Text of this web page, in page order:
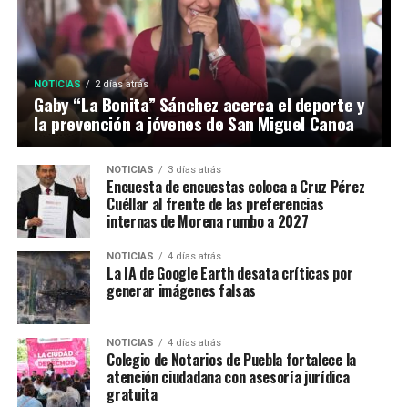
NOTICIAS 2 días atrás
Gaby “La Bonita” Sánchez acerca el deporte y
la prevención a jóvenes de San Miguel Canoa
NOTICIAS 3 días atrás
Encuesta de encuestas coloca a Cruz Pérez
Cuéllar al frente de las preferencias
internas de Morena rumbo a 2027
NOTICIAS 4 días atrás
La IA de Google Earth desata críticas por
generar imágenes falsas
NOTICIAS 4 días atrás
Colegio de Notarios de Puebla fortalece la
atención ciudadana con asesoría jurídica
gratuita